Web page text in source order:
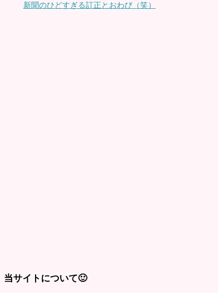
新聞のひどすぎる訂正とおわび（笑）
当サイトについて🙂